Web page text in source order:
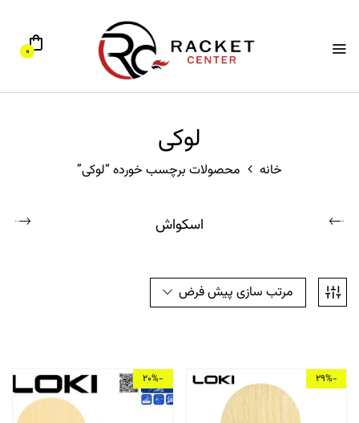
0
لوکی
خانه محصولات برچسب خورده “لوکی”
اسکواش
مرتب سازی پیش فرض
-29%
-20%